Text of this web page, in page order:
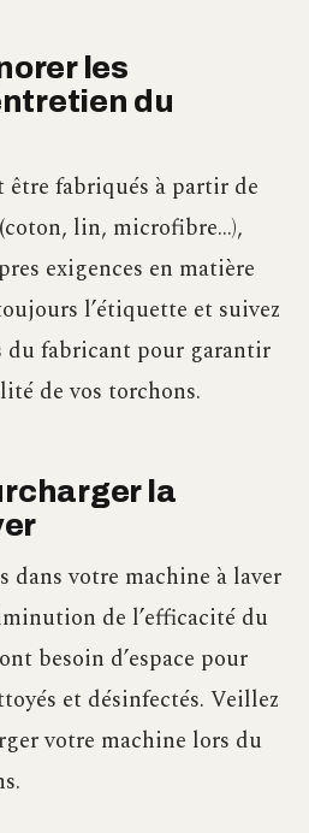
les
du
être fabriqués à partir de
lin, microfibre…),
exigences en matière
l’étiquette et suivez
du fabricant pour garantir
de vos torchons.
la
dans votre machine à laver
de l’efficacité du
besoin d’espace pour
et désinfectés. Veillez
votre machine lors du